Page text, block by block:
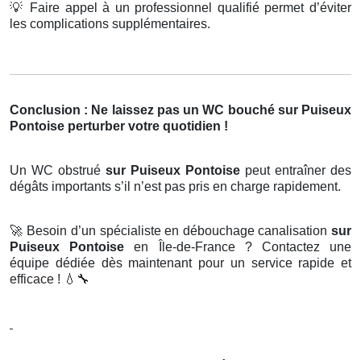
💡
Faire appel à un professionnel qualifié permet d’éviter
les complications supplémentaires.
Conclusion : Ne laissez pas un WC bouché sur Puiseux
Pontoise perturber votre quotidien !
Un WC obstrué sur Puiseux Pontoise peut entraîner des
dégâts importants s’il n’est pas pris en charge rapidement.
🚀 Besoin d’un spécialiste en débouchage canalisation sur
Puiseux Pontoiseen Île-de-France ? Contactez une
équipe dédiée dès maintenant pour un service rapide et
efficace ! 💧🔧